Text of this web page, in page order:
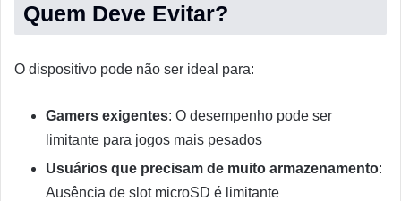
Quem Deve Evitar?
O dispositivo pode não ser ideal para:
Gamers exigentes: O desempenho pode ser
limitante para jogos mais pesados
Usuários que precisam de muito armazenamento:
Ausência de slot microSD é limitante